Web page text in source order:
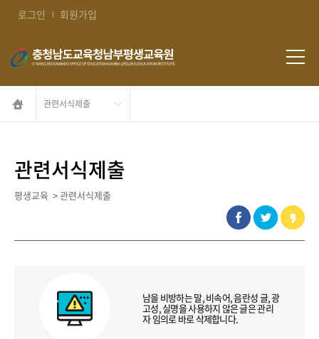
콘텐츠 바로가기
로그인 회원가입
관련서식제출
평생교육 >관련서식제출
남을 비방하는 말, 비속어, 음란성 글, 광
고성, 실명을 사용하지 않은 글은 관리
자 임의로 바로 삭제합니다.